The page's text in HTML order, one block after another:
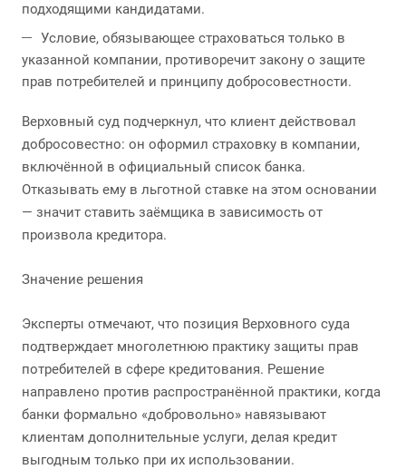
подходящими кандидатами.
Условие, обязывающее страховаться только в
указанной компании, противоречит закону о защите
прав потребителей и принципу добросовестности.
Верховный суд подчеркнул, что клиент действовал
добросовестно: он оформил страховку в компании,
включённой в официальный список банка.
Отказывать ему в льготной ставке на этом основании
— значит ставить заёмщика в зависимость от
произвола кредитора.
Значение решения
Эксперты отмечают, что позиция Верховного суда
подтверждает многолетнюю практику защиты прав
потребителей в сфере кредитования. Решение
направлено против распространённой практики, когда
банки формально «добровольно» навязывают
клиентам дополнительные услуги, делая кредит
выгодным только при их использовании.